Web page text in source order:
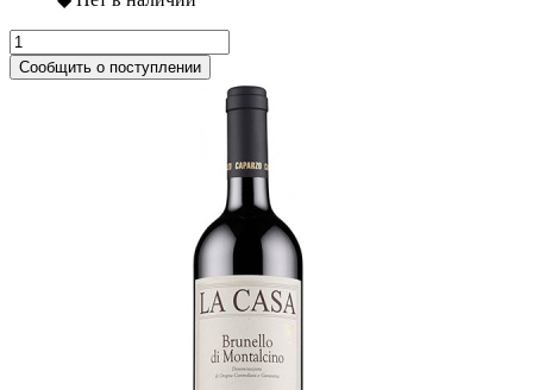
Сообщить о поступлении